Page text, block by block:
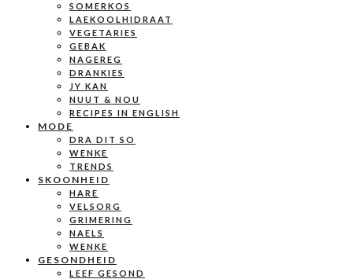
SOMERKOS
LAEKOOLHIDRAAT
VEGETARIES
GEBAK
NAGEREG
DRANKIES
JY KAN
NUUT & NOU
RECIPES IN ENGLISH
MODE
DRA DIT SO
WENKE
TRENDS
SKOONHEID
HARE
VELSORG
GRIMERING
NAELS
WENKE
GESONDHEID
LEEF GESOND